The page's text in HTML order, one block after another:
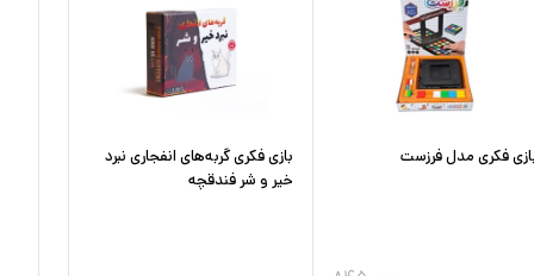
فکری مدل فرزست
بازی فکری گربه‌های انفجاری نبرد
خیر و شر فندقچه